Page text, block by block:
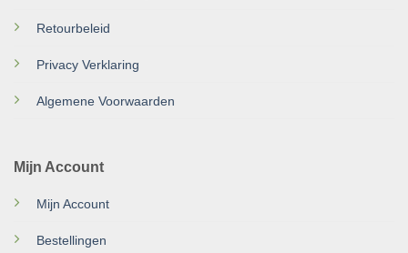
Retourbeleid
Privacy Verklaring
Algemene Voorwaarden
Mijn Account
Mijn Account
Bestellingen